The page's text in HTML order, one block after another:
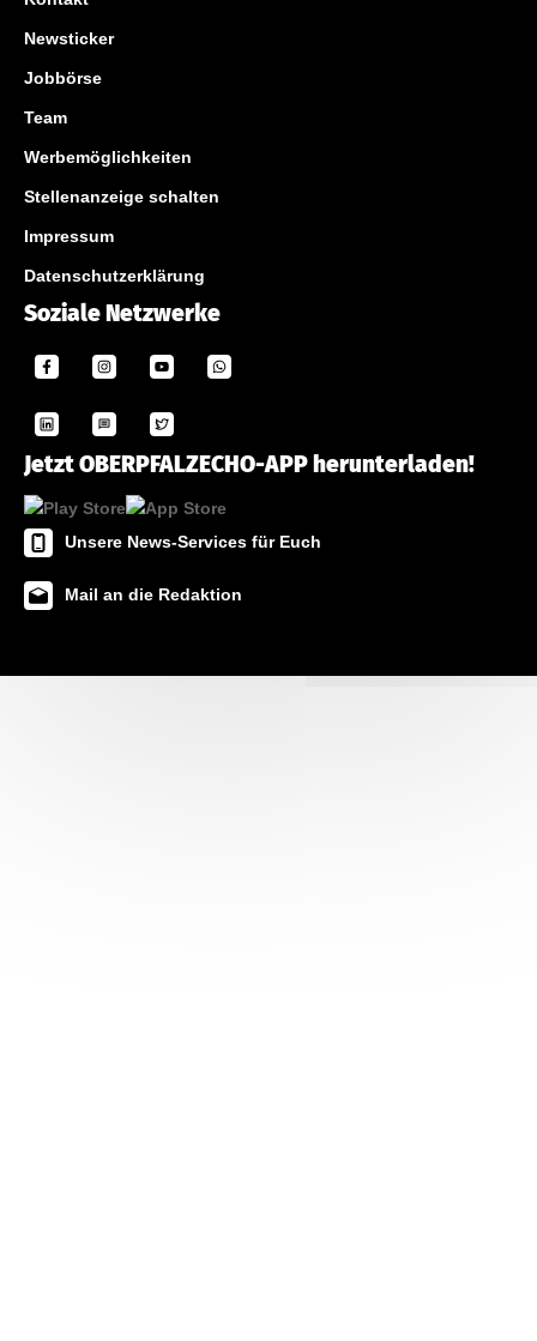
Newsticker
Jobbörse
Team
Werbemöglichkeiten
Stellenanzeige schalten
Impressum
Datenschutzerklärung
Soziale Netzwerke
Jetzt OBERPFALZECHO-APP herunterladen!
Unsere News-Services für Euch
Mail an die Redaktion